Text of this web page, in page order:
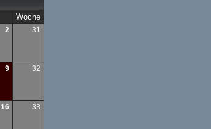
Woche
2 31
9 32
16 33